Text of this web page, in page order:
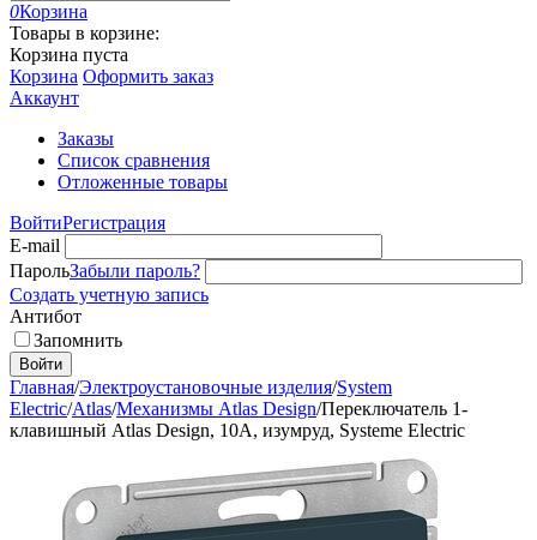
0Корзина
Товары в корзине:
Корзина пуста
Корзина Оформить заказ
Аккаунт
Заказы
Список сравнения
Отложенные товары
ВойтиРегистрация
E-mail
ПарольЗабыли пароль?
Создать учетную запись
Антибот
Запомнить
Войти
Главная/Электроустановочные изделия/System
Electric/Atlas/Механизмы Atlas Design/Переключатель 1-
клавишный Atlas Design, 10A, изумруд, Systeme Electric